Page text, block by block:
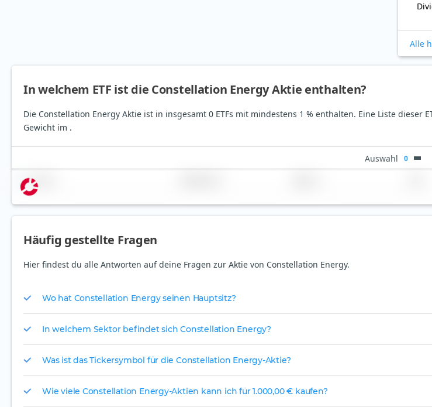
Alle
In welchem ETF ist die Constellation Energy Aktie enthalten?
Die Constellation Energy Aktie ist in insgesamt 0 ETFs mit mindestens 1 % enthalten. Eine Liste dieser
Gewicht im .
Auswahl 0
Name
Häufig gestellte Fragen
Hier findest du alle Antworten auf deine Fragen zur Aktie von Constellation Energy.
Wo hat Constellation Energy seinen Hauptsitz?
In welchem Sektor befindet sich Constellation Energy?
Was ist das Tickersymbol für die Constellation Energy-Aktie?
Wie viele Constellation Energy-Aktien kann ich für 1.000,00 € kaufen?